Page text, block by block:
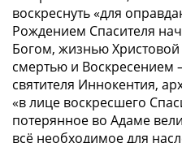
воскреснуть«для
Рождением Спасителя
Богом, жизнью
смертью и Воскресением
святителя Иннокентия,
«в лице воскресшего
потерянное во Адаме
всё необходимое для